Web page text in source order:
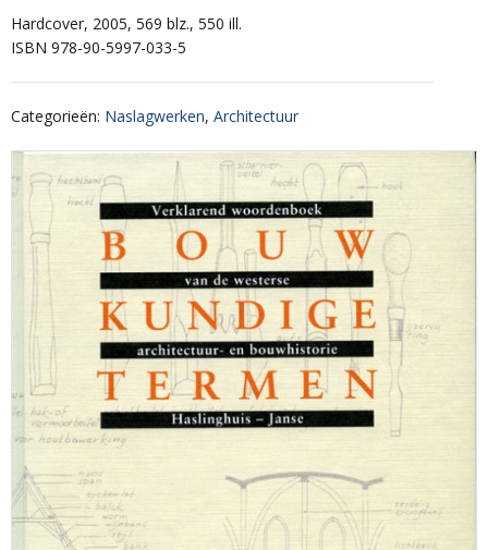
Hardcover, 2005, 569 blz., 550 ill.
ISBN 978-90-5997-033-5
Categorieën: Naslagwerken, Architectuur